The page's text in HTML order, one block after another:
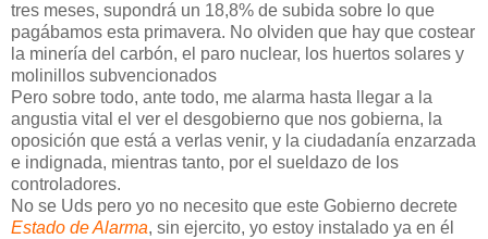
tres meses, supondrá un 18,8% de subida sobre lo que
pagábamos esta primavera. No olviden que hay que costear
la minería del carbón, el paro nuclear, los huertos solares y
molinillos subvencionados
Pero sobre todo, ante todo, me alarma hasta llegar a la
angustia vital el ver el desgobierno que nos gobierna, la
oposición que está a verlas venir, y la ciudadanía enzarzada
e indignada, mientras tanto, por el sueldazo de los
controladores.
No se Uds pero yo no necesito que este Gobierno decrete
Estado de Alarma, sin ejercito, yo estoy instalado ya en él